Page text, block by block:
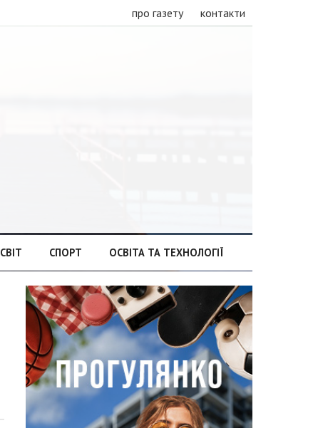
про газету контакти
СВІТ СПОРТ ОСВІТА ТА ТЕХНОЛОГІЇ